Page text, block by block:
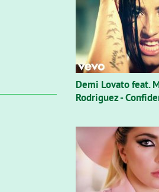
Demi Lovato feat.
Rodriguez -